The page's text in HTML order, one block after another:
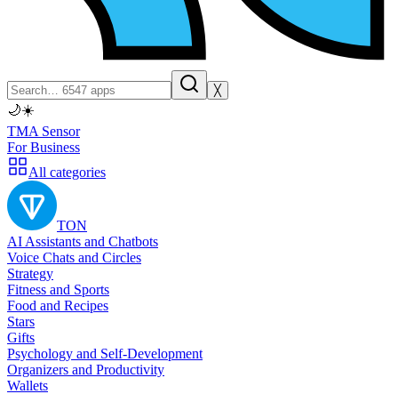
╳
🌙☀️
TMA Sensor
For Business
All categories
TON
AI Assistants and Chatbots
Voice Chats and Circles
Strategy
Fitness and Sports
Food and Recipes
Stars
Gifts
Psychology and Self-Development
Organizers and Productivity
Wallets